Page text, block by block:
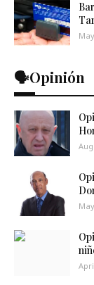
🗣️Opinión